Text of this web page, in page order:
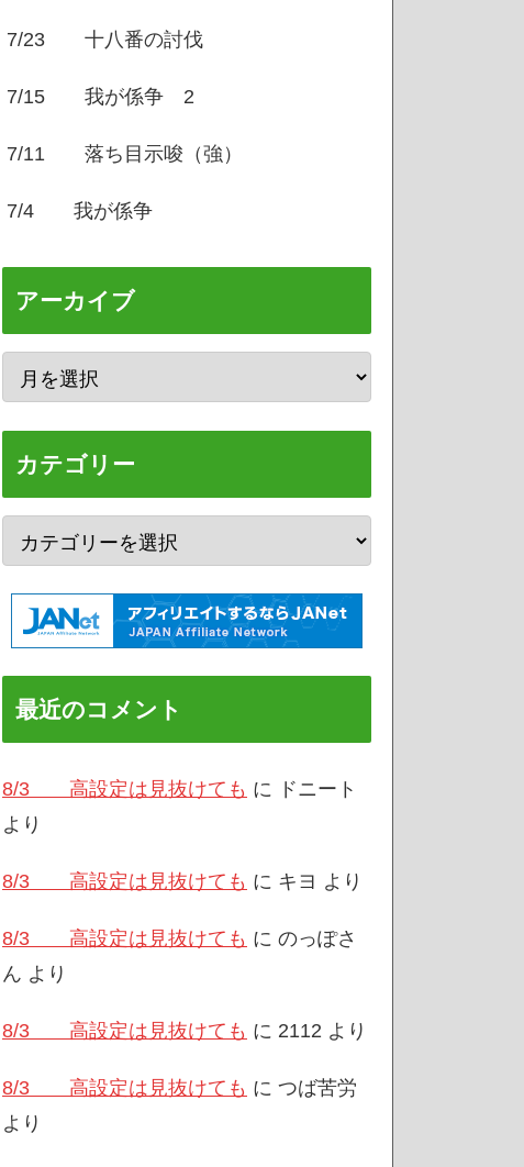
7/23 十八番の討伐
7/15 我が係争 2
7/11 落ち目示唆（強）
7/4 我が係争
アーカイブ
カテゴリー
最近のコメント
8/3 高設定は見抜けても に
ドニート
より
8/3 高設定は見抜けても に キヨ より
8/3 高設定は見抜けても に のっぽさ
ん より
8/3 高設定は見抜けても に 2112 より
8/3 高設定は見抜けても に つば苦労
より